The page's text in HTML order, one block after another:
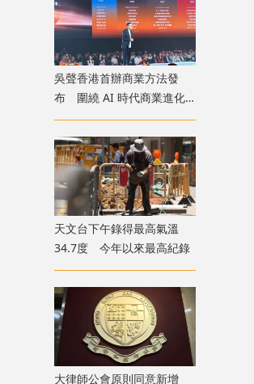
吳聲香港首辦商業方法發
布 圍繞 AI 時代商業進化
探討未來趨勢
天文台下午錄得最高氣溫
34.7度 今年以來最高紀錄
大律師公會原則同意新增